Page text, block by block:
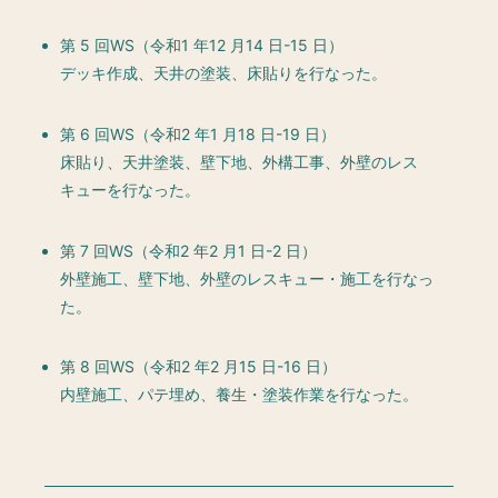
第 5 回WS（令和1 年12 月14 日-15 日）
デッキ作成、天井の塗装、床貼りを行なった。
第 6 回WS（令和2 年1 月18 日-19 日）
床貼り、天井塗装、壁下地、外構工事、外壁のレス
キューを行なった。
第 7 回WS（令和2 年2 月1 日-2 日）
外壁施工、壁下地、外壁のレスキュー・施工を行なっ
た。
第 8 回WS（令和2 年2 月15 日-16 日）
内壁施工、パテ埋め、養生・塗装作業を行なった。